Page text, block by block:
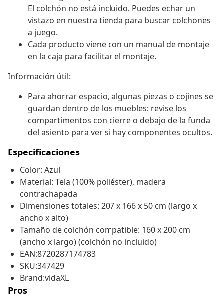
El colchón no está incluido. Puedes echar un
vistazo en nuestra tienda para buscar colchones
a juego.
Cada producto viene con un manual de montaje
en la caja para facilitar el montaje.
Información útil:
Para ahorrar espacio, algunas piezas o cojines se
guardan dentro de los muebles: revise los
compartimentos con cierre o debajo de la funda
del asiento para ver si hay componentes ocultos.
Especificaciones
Color: Azul
Material: Tela (100% poliéster), madera
contrachapada
Dimensiones totales: 207 x 166 x 50 cm (largo x
ancho x alto)
Tamaño de colchón compatible: 160 x 200 cm
(ancho x largo) (colchón no incluido)
EAN:8720287174783
SKU:347429
Brand:vidaXL
Pros